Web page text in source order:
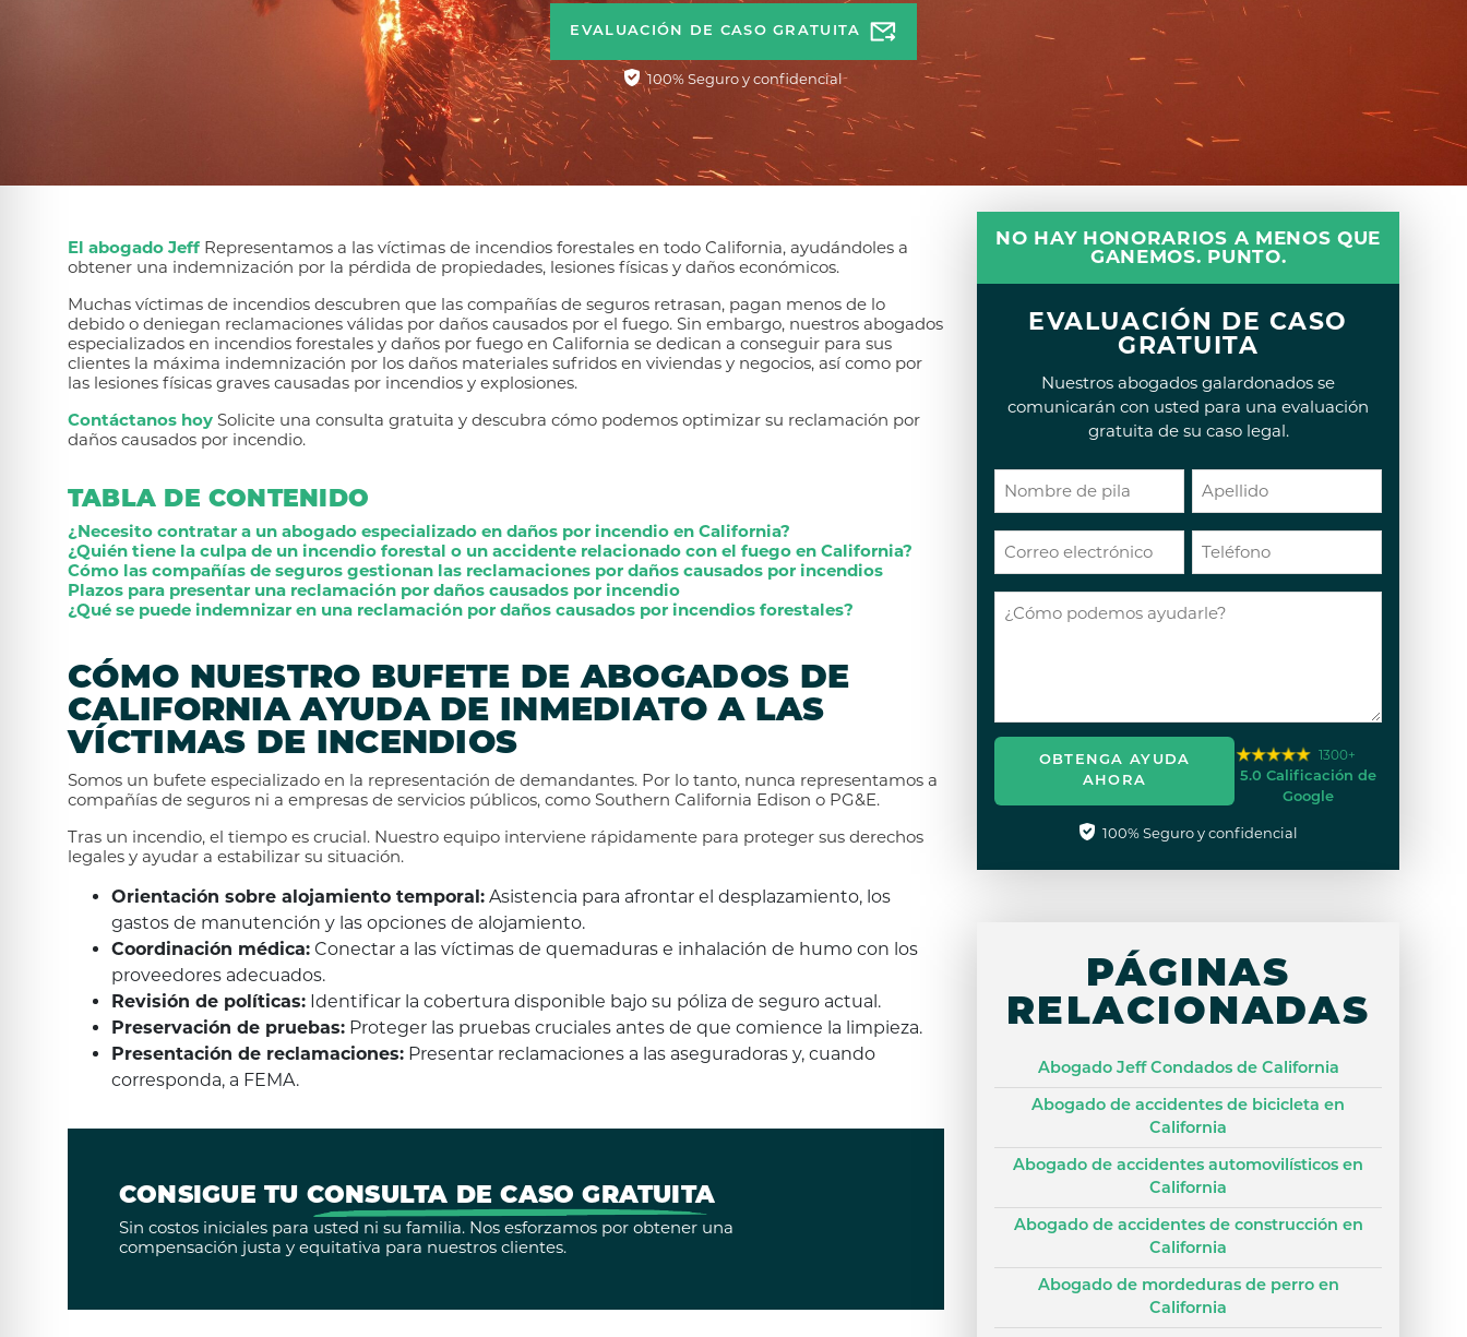
EVALUACIÓN DE CASO GRATUITA
100% Seguro y confidencial
El abogado Jeff Representamos a las víctimas de incendios forestales en todo California, ayudándoles a
obtener una indemnización por la pérdida de propiedades, lesiones físicas y daños económicos.
Muchas víctimas de incendios descubren que las compañías de seguros retrasan, pagan menos de lo
debido o deniegan reclamaciones válidas por daños causados por el fuego. Sin embargo, nuestros abogados
especializados en incendios forestales y daños por fuego en California se dedican a conseguir para sus
clientes la máxima indemnización por los daños materiales sufridos en viviendas y negocios, así como por
las lesiones físicas graves causadas por incendios y explosiones.
Contáctanos hoy Solicite una consulta gratuita y descubra cómo podemos optimizar su reclamación por
daños causados por incendio.
TABLA DE CONTENIDO
¿Necesito contratar a un abogado especializado en daños por incendio en California?
¿Quién tiene la culpa de un incendio forestal o un accidente relacionado con el fuego en California?
Cómo las compañías de seguros gestionan las reclamaciones por daños causados por incendios
Plazos para presentar una reclamación por daños causados por incendio
¿Qué se puede indemnizar en una reclamación por daños causados por incendios forestales?
CÓMO NUESTRO BUFETE DE ABOGADOS DE
CALIFORNIA AYUDA DE INMEDIATO A LAS
VÍCTIMAS DE INCENDIOS
Somos un bufete especializado en la representación de demandantes. Por lo tanto, nunca representamos a
compañías de seguros ni a empresas de servicios públicos, como Southern California Edison o PG&E.
Tras un incendio, el tiempo es crucial. Nuestro equipo interviene rápidamente para proteger sus derechos
legales y ayudar a estabilizar su situación.
Orientación sobre alojamiento temporal: Asistencia para afrontar el desplazamiento, los
gastos de manutención y las opciones de alojamiento.
Coordinación médica: Conectar a las víctimas de quemaduras e inhalación de humo con los
proveedores adecuados.
Revisión de políticas: Identificar la cobertura disponible bajo su póliza de seguro actual.
Preservación de pruebas: Proteger las pruebas cruciales antes de que comience la limpieza.
Presentación de reclamaciones: Presentar reclamaciones a las aseguradoras y, cuando
corresponda, a FEMA.
CONSIGUE TU CONSULTA DE CASO GRATUITA
Sin costos iniciales para usted ni su familia. Nos esforzamos por obtener una
compensación justa y equitativa para nuestros clientes.
NO HAY HONORARIOS A MENOS QUE
GANEMOS. PUNTO.
EVALUACIÓN DE CASO
GRATUITA
Nuestros abogados galardonados se
comunicarán con usted para una evaluación
gratuita de su caso legal.
OBTENGA AYUDA
AHORA
1300+
5.0 Calificación de
Google
100% Seguro y confidencial
PÁGINAS
RELACIONADAS
Abogado Jeff Condados de California
Abogado de accidentes de bicicleta en
California
Abogado de accidentes automovilísticos en
California
Abogado de accidentes de construcción en
California
Abogado de mordeduras de perro en
California